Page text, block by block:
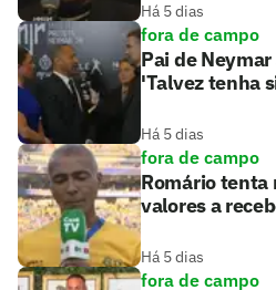
Há 5 dias
fora de campo
Pai de
'Talvez tenha
Há 5 dias
fora de campo
Romário tenta
valores a
Há 5 dias
fora de campo